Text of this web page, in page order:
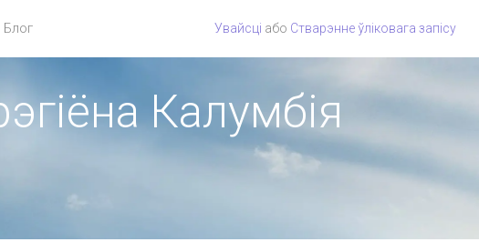
Блог Увайсці або Стварэнне ўліковага запісу
Калумбія